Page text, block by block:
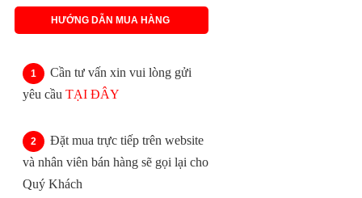
HƯỚNG DẪN MUA HÀNG
Cần tư vấn xin vui lòng gửi
yêu cầu TẠI ĐÂY
Đặt mua trực tiếp trên website
và nhân viên bán hàng sẽ gọi lại cho
Quý Khách